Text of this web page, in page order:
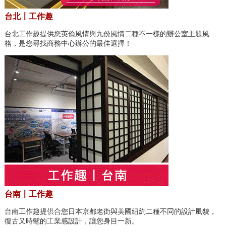
台北〡工作趣
台北工作趣提供您英倫風情與九份風情二種不一樣的辦公室主題風
格，是您尋找商務中心辦公的最佳選擇！
台南〡工作趣
台南工作趣提供合您日本京都老街與美國紐約二種不同的設計風貌，
復古又時髦的工業感設計，讓您身目一新。